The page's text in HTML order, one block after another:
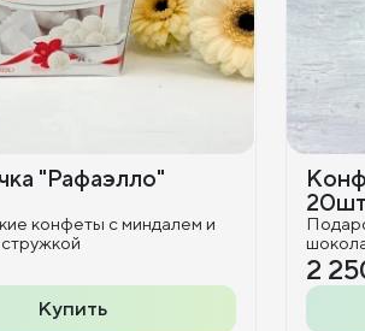
"Рафаэлло"
конфеты с миндалем и
Купить
2